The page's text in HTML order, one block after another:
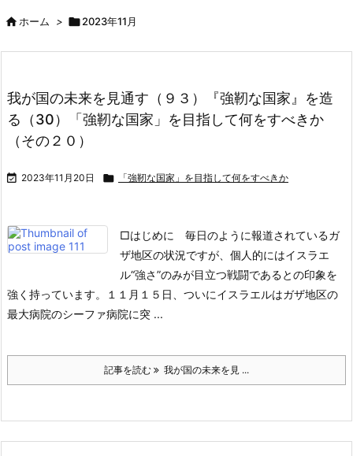

ホーム > 2023年11月
我が国の未来を見通す（９３）『強靭な国家』を造
る（30）「強靭な国家」を目指して何をすべきか
（その２０）
 2023年11月20日  「強靭な国家」を目指して何をすべきか
□はじめに
毎日のように報道されているガ
ザ地区の状況ですが、個人的にはイスラエ
ル“強さ”のみが目立つ戦闘であるとの印象を
強く持っています。
１１月１５日、ついにイスラエルはガザ地区の
最大病院のシーファ病院に突 ...
記事を読む 我が国の未来を見 ...